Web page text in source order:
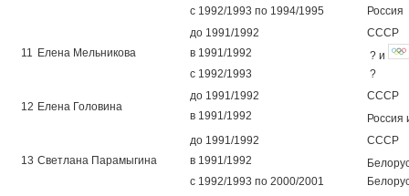
с 1992/1993 по 1994/1995
Россия
11 Елена Мельникова
до 1991/1992
СССР
в 1991/1992
? и
с 1992/1993
?
12 Елена Головина
до 1991/1992
СССР
в 1991/1992
Россия
13 Светлана Парамыгина
до 1991/1992
СССР
в 1991/1992
с 1992/1993 по 2000/2001